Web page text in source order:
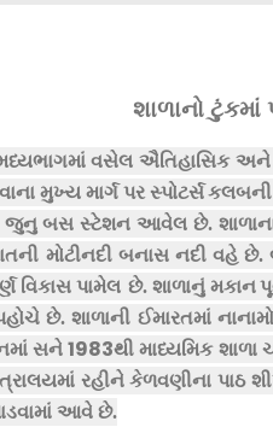
શાળાનો ટુંકમાં
વસેલ ઐતિહાસિક અને
મુખ્ય માર્ગ પર સ્પોટર્સ
જુનુ બસ સ્ટેશન આવેલ છે. શાળાના
મોટીનદી બનાસ નદી વહે છે.
વિકાસ પામેલ છે. શાળાનું મકાન
છે. શાળાની ઈમારતમાં
સને1983થી માધ્યમિક શાળા
રહીને કેળવણીના પાઠ
આવે છે.